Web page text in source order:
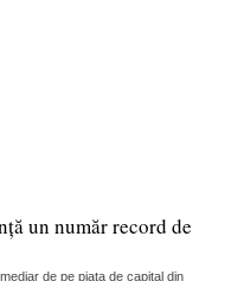
un număr record de
de pe piața de capital din